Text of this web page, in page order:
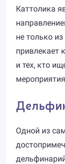
Каттолика
не только
привлекает
и тех, кто
Одной из